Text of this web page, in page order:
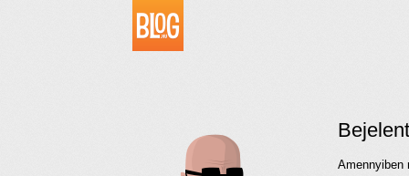
Amennyiben